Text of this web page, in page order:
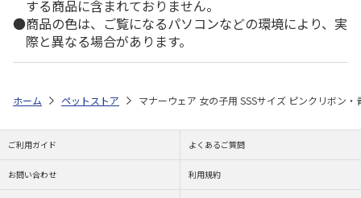
する商品に含まれておりません。
商品の色は、ご覧になるパソコンなどの環境により、実
際と異なる場合があります。
ホーム ペットストア マナーウェア 女の子用 SSSサイズ ピンクリボン・
ご利用ガイド よくあるご質問
お問い合わせ 利用規約